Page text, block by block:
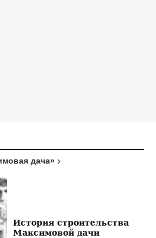
дача»
История строительства
Максимовой дачи